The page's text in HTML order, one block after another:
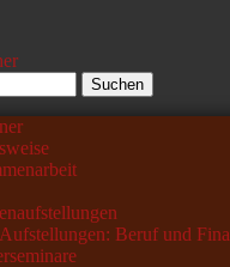
Aufstellungen: Beruf und